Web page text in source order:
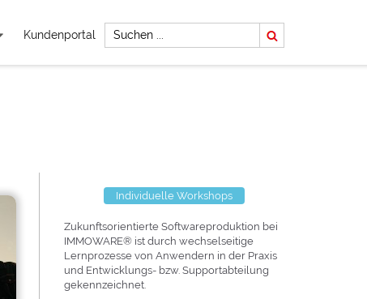
Kundenportal
Individuelle Workshops
Zukunftsorientierte Softwareproduktion bei
IMMOWARE® ist durch wechselseitige
Lernprozesse von Anwendern in der Praxis
und Entwicklungs- bzw. Supportabteilung
gekennzeichnet.